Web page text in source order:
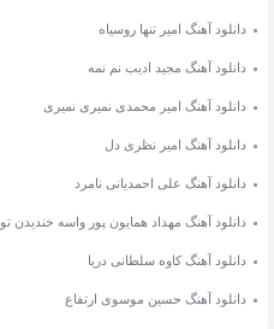
دانلود آهنگ امیر تنها روسیاه
دانلود آهنگ مجید ادیب نم نمه
دانلود آهنگ امیر محمدی نمیری نمیری
دانلود آهنگ امیر نظری دل
دانلود آهنگ علی احمدیانی نامرد
دانلود آهنگ مهداد همایون پور واسه خندیدن تو
دانلود آهنگ کاوه سلطانی دریا
دانلود آهنگ حسین موسوی ارتفاع